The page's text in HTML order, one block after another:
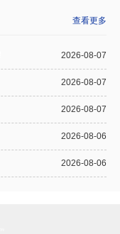
查看更多
2026-08-07
2026-08-07
2026-08-07
2026-08-06
2026-08-06